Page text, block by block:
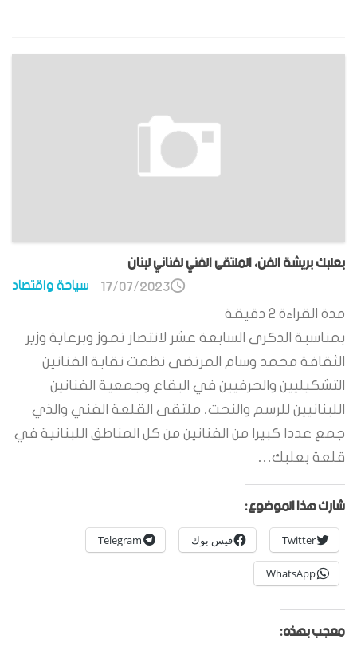
بعلبك بريشة الفن، الملتقى الفني لفناني لبنان
سياحة واقتصاد 17/07/2023
مدة القراءة 2 دقيقة
بمناسبة الذكرى السابعة عشر لانتصار تموز وبرعاية وزير
الثقافة محمد وسام المرتضى نظمت نقابة الفنانين
التشكيليين والحرفيين في البقاع وجمعية الفنانين
اللبنانيين للرسم والنحت، ملتقى القلعة الفني والذي
جمع عددا كبيرا من الفنانين من كل المناطق اللبنانية في
قلعة بعلبك…
شارك هذا الموضوع:
Twitter فيس بوك Telegram
WhatsApp
معجب بهذه: